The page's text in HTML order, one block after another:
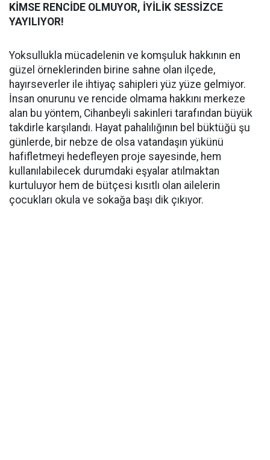
KİMSE RENCİDE OLMUYOR, İYİLİK SESSİZCE
YAYILIYOR!
Yoksullukla mücadelenin ve komşuluk hakkının en
güzel örneklerinden birine sahne olan ilçede,
hayırseverler ile ihtiyaç sahipleri yüz yüze gelmiyor.
İnsan onurunu ve rencide olmama hakkını merkeze
alan bu yöntem, Cihanbeyli sakinleri tarafından büyük
takdirle karşılandı. Hayat pahalılığının bel büktüğü şu
günlerde, bir nebze de olsa vatandaşın yükünü
hafifletmeyi hedefleyen proje sayesinde, hem
kullanılabilecek durumdaki eşyalar atılmaktan
kurtuluyor hem de bütçesi kısıtlı olan ailelerin
çocukları okula ve sokağa başı dik çıkıyor.